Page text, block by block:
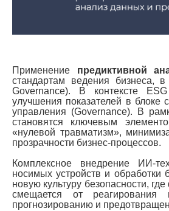
Применение предиктивной
стандартам ведения бизнеса,
Governance). В контексте
улучшения показателей в блоке
управления (Governance). В
становятся ключевым
«нулевой травматизм»,
прозрачности бизнес-процессов.
Комплексное внедрение ИИ-
носимых устройств и
новую культуру безопасности,
смещается от
прогнозированию и